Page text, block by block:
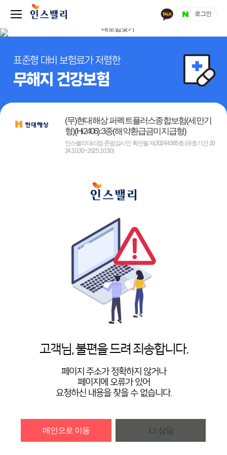
로그인
표준형 대비 보험료가 저렴한
무해지 건강보험
(무)현대해상 퍼펙트플러스종합보험(세만기
형)(Hi2406):3종(해약환급금미지급형)
인스밸리대리점 준법감시인 확인필 제20244365호 (유효기간 20
24.10.30~2025.10.30)
고객님, 불편을 드려 죄송합니다.
페이지 주소가 정확하지 않거나
페이지에 오류가 있어
요청하신 내용을 찾을 수 없습니다.
메인으로 이동 1:1 상담